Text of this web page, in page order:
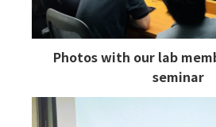
Photos with our lab
seminar